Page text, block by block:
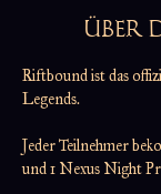
ÜBER
Riftbound ist das
Legends.
Jeder Teilnehmer
und 1 Nexus Night